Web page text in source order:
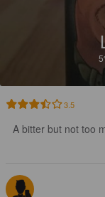
3.5
A bitter but not too